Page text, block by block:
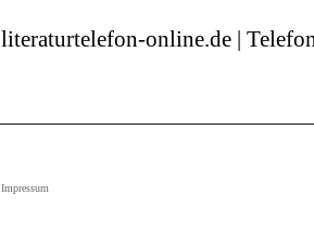
literaturtelefon-online.de |
Impressum